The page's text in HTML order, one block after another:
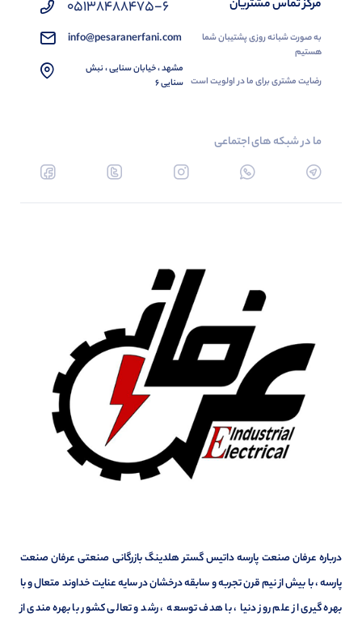
مرکز تماس مشتریان
به صورت شبانه روزی پشتیبان شما
هستیم
رضایت مشتری برای ما در اولویت است
05138488475-6
info@pesaranerfani.com
مشهد ، خیابان سنایی ، نبش
سنایی 6
ما در شبکه های اجتماعی
درباره عرفان صنعت پارسه داتیس گستر هلدینگ بازرگانی صنعتی عرفان صنعت
پارسه ، با بیش از نیم قرن تجربه و سابقه درخشان در سایه عنایت خداوند متعال و با
بهره گیری از علم روز دنیا ، با هدف توسعه ، رشد و تعالی کشور با بهره مندی از